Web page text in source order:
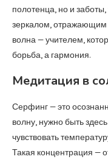
полотенца, но и заботы,
зеркалом, отражающим
волна — учителем,
борьба, а гармония.
Медитация в
Серфинг — это
волну, нужно быть
чувствовать
Такая концентрация —